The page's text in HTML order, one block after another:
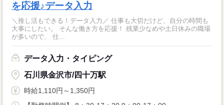
を応援♪データ入力
＼推し活もできる！データ入力／ 仕事も大切だけど、自分の時間も
大事にしたい。 そんな働き方を応援！ 残業少なめや土日休みの職場
が多いので、 仕...
データ入力・タイピング
石川県金沢市/四十万駅
時給1,110円～1,350円